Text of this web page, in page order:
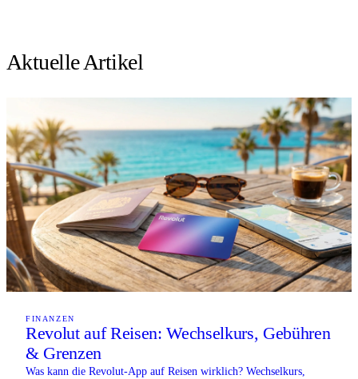
Aktuelle Artikel
FINANZEN
Revolut auf Reisen: Wechselkurs, Gebühren
& Grenzen
Was kann die Revolut-App auf Reisen wirklich? Wechselkurs,